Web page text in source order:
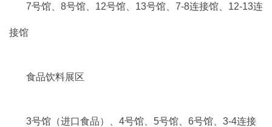
7号馆、8号馆、12号馆、13号馆、7-8连接馆、12-13连
接馆
食品饮料展区
3号馆（进口食品）、4号馆、5号馆、6号馆、3-4连接